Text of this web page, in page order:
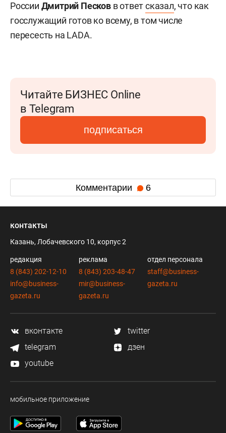
России Дмитрий Песковв ответсказал, что как
госслужащий готов ко всему, в том числе
пересесть на LADA.
Читайте БИЗНЕС Online
в Telegram
подписаться
Комментарии 6
контакты
Казань, Лобачевского 10, корпус 2
редакция
8 (843) 202-12-10
info@business-
gazeta.ru
реклама
8 (843) 203-48-47
mir@business-
gazeta.ru
отдел персонала
staff@business-
gazeta.ru
вконтакте
twitter
telegram
дзен
youtube
мобильное приложение